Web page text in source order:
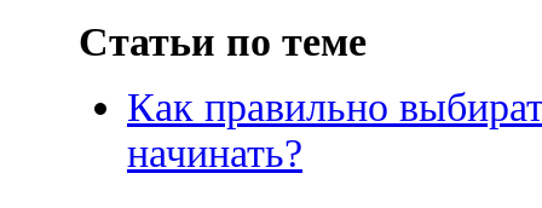
Статьи по теме
Как правильно
начинать?